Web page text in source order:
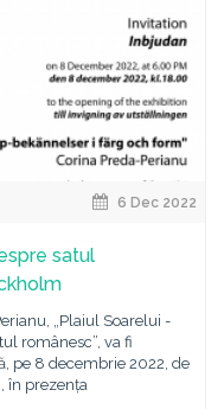
6 Dec 2022
satul
„Plaiul Soarelui -
românesc”, va fi
pe 8 decembrie 2022, de
în prezența